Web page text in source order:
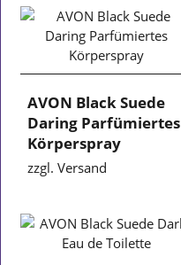
AVON Black Suede
Daring Parfümiertes
Körperspray
zzgl. Versand